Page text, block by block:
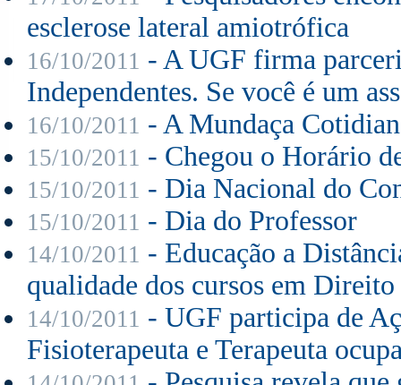
esclerose lateral amiotrófica
16/10/2011 - A UGF firma
Independentes. Se você é um
16/10/2011 - A Mundaça
15/10/2011 - Chegou o Horário
15/10/2011 - Dia Nacional do
15/10/2011 - Dia do Professor
14/10/2011 - Educação a
qualidade dos cursos em Direito
14/10/2011 - UGF participa de
Fisioterapeuta e Terapeuta